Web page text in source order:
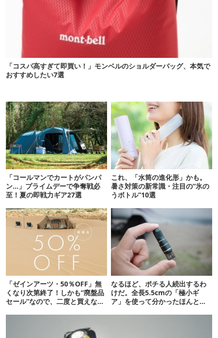
「コスパ高すぎて即買い！」モンベルのショルダーバッグ、本気で
おすすめしたい7選
「コールマンでカートがパンパ
ン…」プライムデーで争奪戦必
至！夏の即戦力ギア27選
これ、「水筒の進化形」かも。
暑さ対策の新常識・注目の“氷の
うボトル”10選
「ゼインアーツ・50％OFF」無
くなり次第終了！しかも“廃盤品
セール”なので、二度と買えない
なるほど、ポチる人続出するわ
けだ。全長5.5cmの「極小ギ
ア」を使って分かったほんとの